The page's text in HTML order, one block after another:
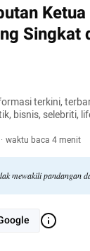
Singkat
terkini,
bisnis, selebriti,
· waktu baca 4 menit
mewakili pandangan